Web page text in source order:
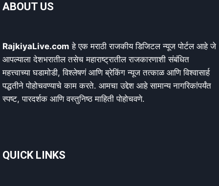
ABOUT US
RajkiyaLive.com हे एक मराठी राजकीय डिजिटल न्यूज पोर्टल आहे जे
आपल्याला देशभरातील तसेच महाराष्ट्रातील राजकारणाशी संबंधित
महत्त्वाच्या घडामोडी, विश्लेषणं आणि ब्रेकिंग न्यूज तत्काळ आणि विश्वासार्ह
पद्धतीने पोहोचवण्याचे काम करते. आमचा उद्देश आहे सामान्य नागरिकांपर्यंत
स्पष्ट, पारदर्शक आणि वस्तुनिष्ठ माहिती पोहोचवणे.
QUICK LINKS